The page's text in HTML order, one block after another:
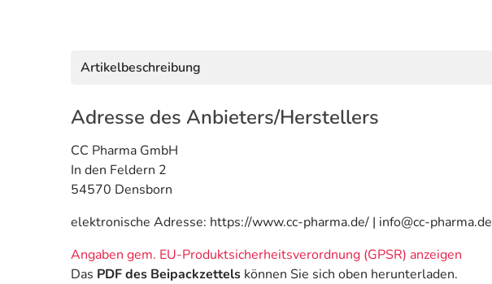
Artikelbeschreibung
Adresse des Anbieters/Herstellers
CC Pharma GmbH
In den Feldern 2
54570 Densborn
elektronische Adresse: https://www.cc-pharma.de/ | info@cc-pharma.de
Angaben gem. EU-Produktsicherheitsverordnung (GPSR) anzeigen
Das PDF des Beipackzettels können Sie sich oben herunterladen.